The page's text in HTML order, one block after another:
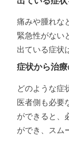
痛みや腫れな
緊急性がない
出ている症状
症状から治
どのような症
医者側も必要
ができると、
ができ、スム